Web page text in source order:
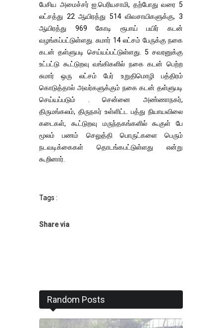
பேசிய அமைச்சர் ஐ.பெரியசாமி, தற்போது வரை 5
லட்சத்து 22 ஆயிரத்து 514 விவசாயிகளுக்கு, 3
ஆயிரத்து 969 கோடி ரூபாய் பயிர் கடன்
வழங்கப்பட்டுள்ளது. சுமார் 14 லட்சம் பேருக்கு நகை
கடன் தள்ளுபடி செய்யப்பட்டுள்ளது. 5 சவரனுக்கு
உட்பட்டு கூட்டுறவு வங்கிகளில் நகை கடன் பெற்ற
சுமார் ஒரு லட்சம் பேர் உறுதிமொழி பத்திரம்
கொடுத்தால் அவர்களுக்கும் நகை கடன் தள்ளுபடி
செய்யப்படும் . சென்னை அண்ணாநகர்,
திருமங்கலம், திருநகர் உள்ளிட்ட பத்து நியாயவிலை
கடைகள், கூட்டுறவு மருந்தகங்களில் கூகுள் பே
மூலம் பணம் செலுத்தி பொருட்களை பெரும்
நடவடிக்கைகள் தொடங்கபட்டுள்ளது என்று
கூறினார்.
Tags :
Share via
Random Posts